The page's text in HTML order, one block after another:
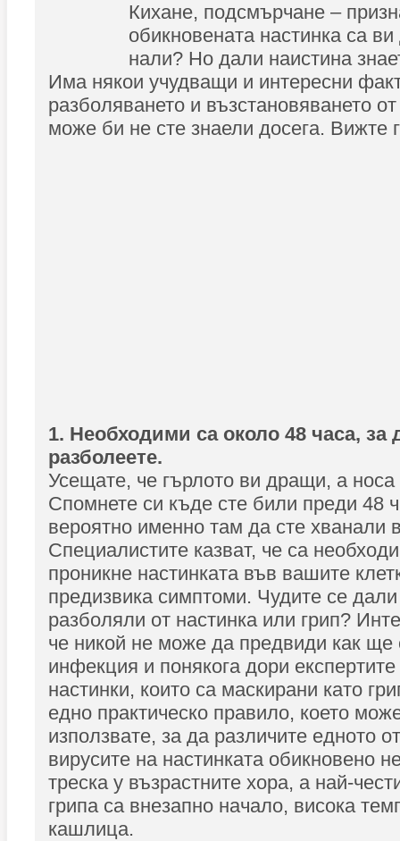
Кихане, подсмърчане –
обикновената настинка са
нали? Но дали наистина
Има някои учудващи и интересни
разболяването и възстановяването
може би не сте знаели досега. Вижте
1. Необходими са около 48 часа, за
разболеете.
Усещате, че гърлото ви дращи, а носа
Спомнете си къде сте били преди 48
вероятно именно там да сте хванали
Специалистите казват, че са
проникне настинката във вашите
предизвика симптоми. Чудите се дали
разболяли от настинка или грип?
че никой не може да предвиди как ще
инфекция и понякога дори
настинки, които са маскирани като
едно практическо правило, което
използвате, за да различите едното
вирусите на настинката обикновено
треска у възрастните хора, а най-
грипа са внезапно начало, висока
кашлица.